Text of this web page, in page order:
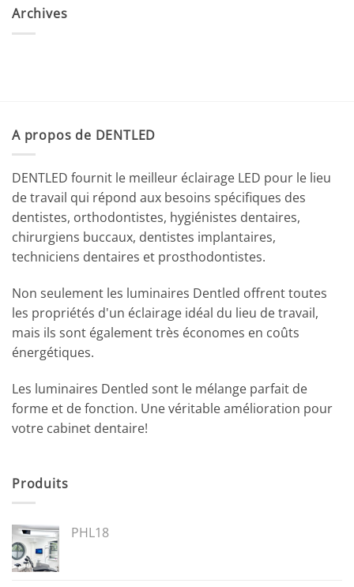
Archives
A propos de DENTLED
DENTLED fournit le meilleur éclairage LED pour le lieu
de travail qui répond aux besoins spécifiques des
dentistes, orthodontistes, hygiénistes dentaires,
chirurgiens buccaux, dentistes implantaires,
techniciens dentaires et prosthodontistes.
Non seulement les luminaires Dentled offrent toutes
les propriétés d'un éclairage idéal du lieu de travail,
mais ils sont également très économes en coûts
énergétiques.
Les luminaires Dentled sont le mélange parfait de
forme et de fonction. Une véritable amélioration pour
votre cabinet dentaire!
Produits
PHL18